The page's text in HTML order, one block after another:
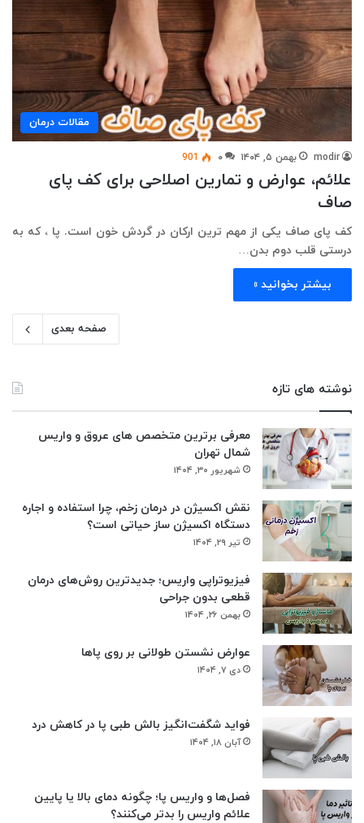
مقالات درمان
modir بهمن ۵, ۱۴۰۴ ۰ 901
علائم، عوارض و تمارین اصلاحی برای کف پای
صاف
کف پای صاف یکی از مهم ترین ارکان در گردش خون است. پا ، که به
درستی قلب دوم بدن…
بیشتر بخوانید »
صفحه بعدی
نوشته های تازه
معرفی برترین متخصص های عروق و واریس
شمال تهران
شهریور ۳۰, ۱۴۰۴
نقش اکسیژن در درمان زخم، چرا استفاده و اجاره
دستگاه اکسیژن‌ ساز حیاتی است؟
تیر ۲۹, ۱۴۰۴
فیزیوتراپی واریس؛ جدیدترین روش‌های درمان
قطعی بدون جراحی
بهمن ۲۶, ۱۴۰۴
عوارض نشستن طولانی بر روی پاها
دی ۷, ۱۴۰۴
فواید شگفت‌انگیز بالش طبی پا در کاهش درد
آبان ۱۸, ۱۴۰۴
فصل‌ها و واریس پا؛ چگونه دمای بالا یا پایین
علائم واریس را بدتر می‌کنند؟